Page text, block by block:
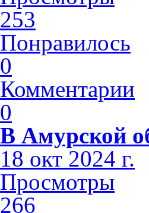
253
Понравилось
0
Комментарии
0
В Амурской
18 окт 2024 г.
Просмотры
266